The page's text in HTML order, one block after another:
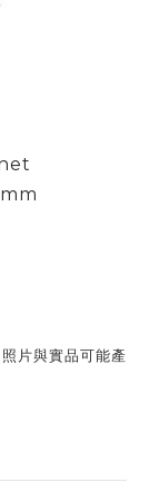
片與實品可能產